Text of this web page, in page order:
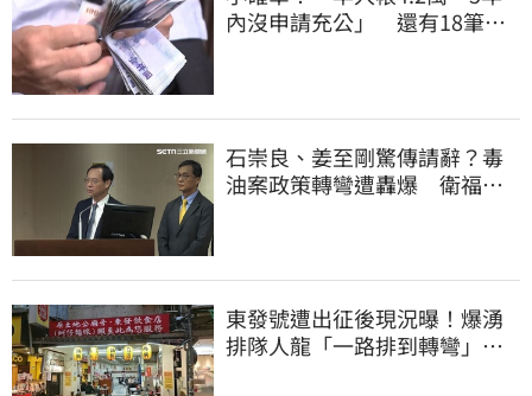
內沒申請充公」 還有18筆錢
石崇良、姜至剛驚傳請辭？毒
油案政策轉彎遭轟爆 衛福部
東發號遭出征後現況曝！爆湧
排隊人龍「一路排到轉彎」